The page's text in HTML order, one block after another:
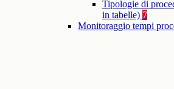
Tipologie di
in tabelle) 7
Monitoraggio tempi